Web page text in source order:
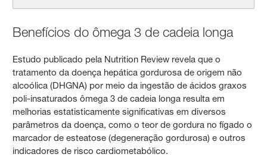
Benefícios do ômega 3 de cadeia longa
Estudo publicado pela Nutrition Review revela que o
tratamento da doença hepática gordurosa de origem não
alcoólica (DHGNA) por meio da ingestão de ácidos graxos
poli-insaturados ômega 3 de cadeia longa resulta em
melhorias estatisticamente significativas em diversos
parâmetros da doença, como o teor de gordura no fígado o
marcador de esteatose (degeneração gordurosa) e outros
indicadores de risco cardiometabólico.